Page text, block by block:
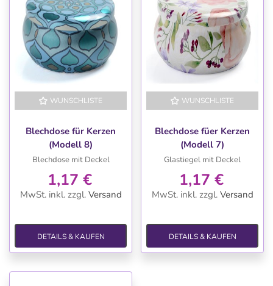
WUNSCHLISTE
Blechdose für Kerzen
(Modell 8)
Blechdose mit Deckel
1,17 €
MwSt. inkl. zzgl. Versand
DETAILS & KAUFEN
WUNSCHLISTE
Blechdose füer Kerzen
(Modell 7)
Glastiegel mit Deckel
1,17 €
MwSt. inkl. zzgl. Versand
DETAILS & KAUFEN